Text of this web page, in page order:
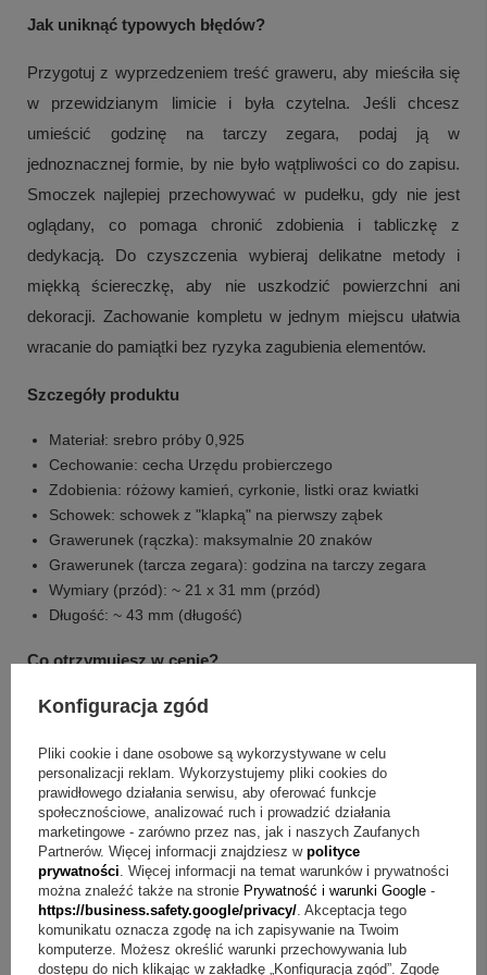
Jak uniknąć typowych błędów?
Przygotuj z wyprzedzeniem treść graweru, aby mieściła się
w przewidzianym limicie i była czytelna. Jeśli chcesz
umieścić godzinę na tarczy zegara, podaj ją w
jednoznacznej formie, by nie było wątpliwości co do zapisu.
Smoczek najlepiej przechowywać w pudełku, gdy nie jest
oglądany, co pomaga chronić zdobienia i tabliczkę z
dedykacją. Do czyszczenia wybieraj delikatne metody i
miękką ściereczkę, aby nie uszkodzić powierzchni ani
dekoracji. Zachowanie kompletu w jednym miejscu ułatwia
wracanie do pamiątki bez ryzyka zagubienia elementów.
Szczegóły produktu
Materiał: srebro próby 0,925
Cechowanie: cecha Urzędu probierczego
Zdobienia: różowy kamień, cyrkonie, listki oraz kwiatki
Schowek: schowek z "klapką" na pierwszy ząbek
Grawerunek (rączka): maksymalnie 20 znaków
Grawerunek (tarcza zegara): godzina na tarczy zegara
Wymiary (przód): ~ 21 x 31 mm (przód)
Długość: ~ 43 mm (długość)
Co otrzymujesz w cenie?
smoczek srebrny
data)
godzina urodzenia na tarczy zegara
eleganckie białe pudełko
tabliczka z indywidualną dedykacją, grafiką
Q&A w skrócie o srebrnym smoczku z grawerem
Pytanie:Jak podać dane do grawerowania na smoczek?
Odpowiedź: Dane do grawerowania na smoczek prosimy
Konfiguracja zgód
Pliki cookie i dane osobowe są wykorzystywane w celu
personalizacji reklam. Wykorzystujemy pliki cookies do
prawidłowego działania serwisu, aby oferować funkcje
społecznościowe, analizować ruch i prowadzić działania
marketingowe - zarówno przez nas, jak i naszych Zaufanych
Partnerów. Więcej informacji znajdziesz w polityce
prywatności. Więcej informacji na temat warunków i prywatności
można znaleźć także na stronie Prywatność i warunki Google -
https://business.safety.google/privacy/. Akceptacja tego
komunikatu oznacza zgodę na ich zapisywanie na Twoim
komputerze. Możesz określić warunki przechowywania lub
dostępu do nich klikając w zakładkę „Konfiguracja zgód”. Zgodę